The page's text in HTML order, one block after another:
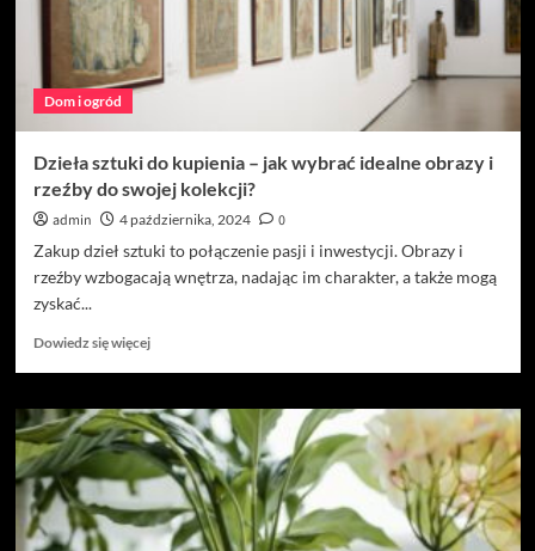
Rozwiązania
Wnętrza
Dom i ogród
Dzieła sztuki do kupienia – jak wybrać idealne obrazy i
rzeźby do swojej kolekcji?
admin 4 października, 2024
0
Zakup dzieł sztuki to połączenie pasji i inwestycji. Obrazy i
rzeźby wzbogacają wnętrza, nadając im charakter, a także mogą
zyskać...
Dowiedz się więcejDowiedz
o
Dzieła
sztuki
do
kupienia
–
jak